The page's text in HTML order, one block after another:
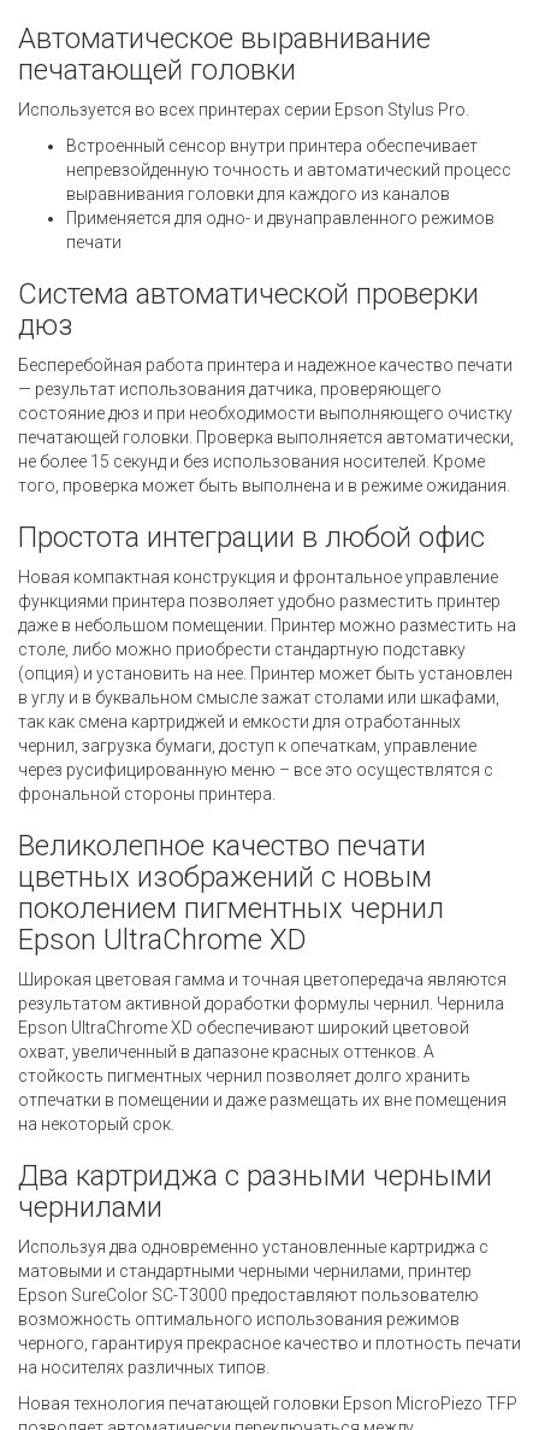
Автоматическое выравнивание
печатающей головки
Используется во всех принтерах серии Epson Stylus Pro.
Встроенный сенсор внутри принтера обеспечивает
непревзойденную точность и автоматический процесс
выравнивания головки для каждого из каналов
Применяется для одно- и двунаправленного режимов
печати
Система автоматической проверки
дюз
Бесперебойная работа принтера и надежное качество печати
— результат использования датчика, проверяющего
состояние дюз и при необходимости выполняющего очистку
печатающей головки. Проверка выполняется автоматически,
не более 15 секунд и без использования носителей. Кроме
того, проверка может быть выполнена и в режиме ожидания.
Простота интеграции в любой офис
Новая компактная конструкция и фронтальное управление
функциями принтера позволяет удобно разместить принтер
даже в небольшом помещении. Принтер можно разместить на
столе, либо можно приобрести стандартную подставку
(опция) и установить на нее. Принтер может быть установлен
в углу и в буквальном смысле зажат столами или шкафами,
так как смена картриджей и емкости для отработанных
чернил, загрузка бумаги, доступ к опечаткам, управление
через русифицированную меню – все это осуществлятся с
фрональной стороны принтера.
Великолепное качество печати
цветных изображений с новым
поколением пигментных чернил
Epson UltraChrome XD
Широкая цветовая гамма и точная цветопередача являются
результатом активной доработки формулы чернил. Чернила
Epson UltraChrome XD обеспечивают широкий цветовой
охват, увеличенный в дапазоне красных оттенков. А
стойкость пигментных чернил позволяет долго хранить
отпечатки в помещении и даже размещать их вне помещения
на некоторый срок.
Два картриджа с разными черными
чернилами
Используя два одновременно установленные картриджа с
матовыми и стандартными черными чернилами, принтер
Epson SureColor SC-T3000 предоставляют пользователю
возможность оптимального использования режимов
черного, гарантируя прекрасное качество и плотность печати
на носителях различных типов.
Новая технология печатающей головки Epson MicroPiezo TFP